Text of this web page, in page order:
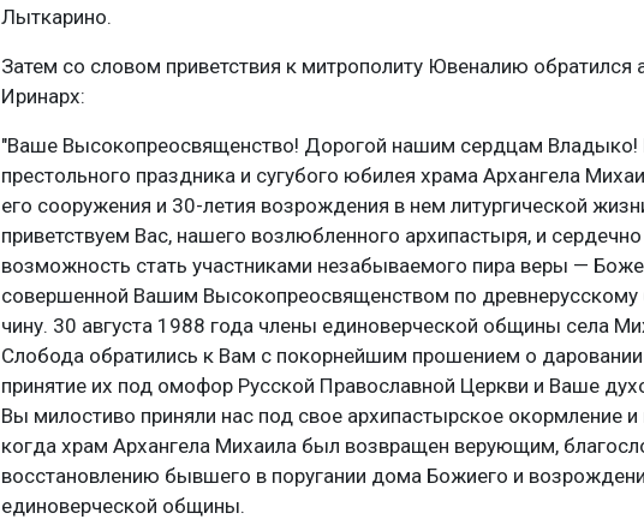
Лыткарино.
Затем со словом приветствия к митрополиту Ювеналию обратился
Иринарх:
"Ваше Высокопреосвященство! Дорогой нашим сердцам Владыко!
престольного праздника и сугубого юбилея храма Архангела
его сооружения и 30-летия возрождения в нем литургической
приветствуем Вас, нашего возлюбленного архипастыря, и
возможность стать участниками незабываемого пира веры —
совершенной Вашим Высокопреосвященством по
чину. 30 августа 1988 года члены единоверческой общины села
Слобода обратились к Вам с покорнейшим прошением о даровании
принятие их под омофор Русской Православной Церкви и Ваше
Вы милостиво приняли нас под свое архипастырское окормление и
когда храм Архангела Михаила был возвращен верующим,
восстановлению бывшего в поругании дома Божиего и
единоверческой общины.